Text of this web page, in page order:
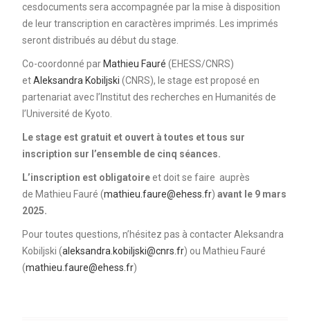
cesdocuments sera accompagnée par la mise à disposition
de leur transcription en caractères imprimés. Les imprimés
seront distribués au début du stage.
Co-coordonné par Mathieu Fauré (EHESS/CNRS)
etAleksandra Kobiljski (CNRS), le stage est proposé en
partenariat avec l’Institut des recherches en Humanités de
l’Université de Kyoto.
Le stage est gratuit et ouvert à toutes et tous sur
inscription sur l’ensemble de cinq séances.
L’inscription est obligatoireet doit se faire auprès
de Mathieu Fauré (mathieu.faure@ehess.fr) avant le 9 mars
2025.
Pour toutes questions, n’hésitez pas à contacter Aleksandra
Kobiljski (aleksandra.kobiljski@cnrs.fr) ou Mathieu Fauré
(mathieu.faure@ehess.fr)